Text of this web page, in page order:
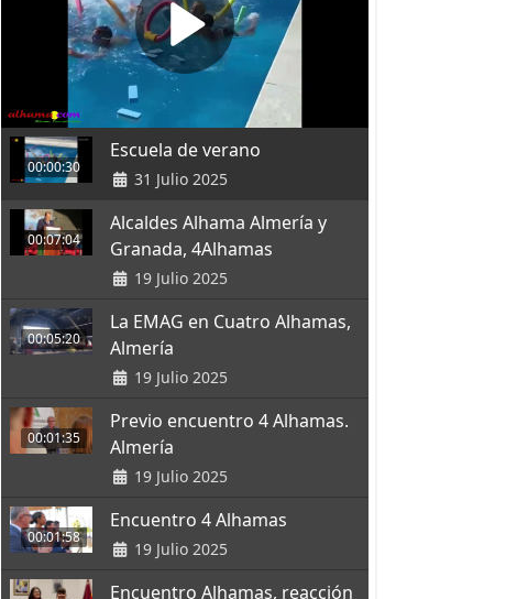
00:00:30
Escuela de verano
31 Julio 2025
00:07:04
Alcaldes Alhama Almería y
Granada, 4Alhamas
19 Julio 2025
00:05:20
La EMAG en Cuatro Alhamas,
Almería
19 Julio 2025
00:01:35
Previo encuentro 4 Alhamas.
Almería
19 Julio 2025
00:01:58
Encuentro 4 Alhamas
19 Julio 2025
Encuentro Alhamas, reacción